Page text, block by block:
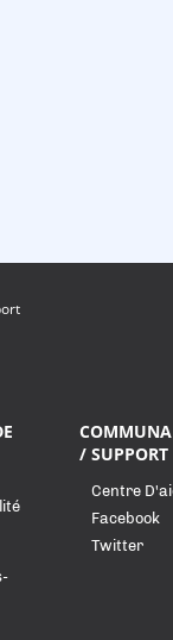
/ SUPPORT
Centre
Facebook
Twitter